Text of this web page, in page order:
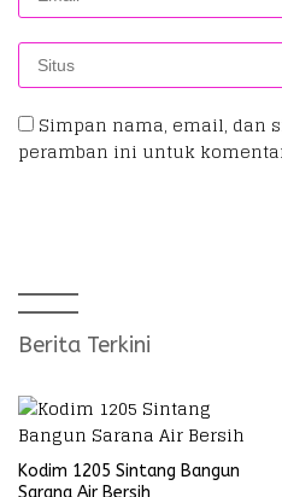
Simpan nama, email, dan
peramban ini untuk
Berita Terkini
Kodim 1205 Sintang Bangun
Sarana Air Bersih